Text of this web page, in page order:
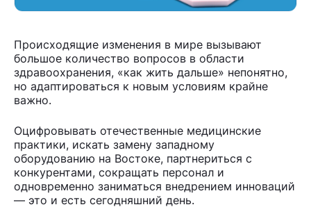
Происходящие изменения в мире вызывают
большое количество вопросов в области
здравоохранения, «как жить дальше» непонятно,
но адаптироваться к новым условиям крайне
важно.
Оцифровывать отечественные медицинские
практики, искать замену западному
оборудованию на Востоке, партнериться с
конкурентами, сокращать персонал и
одновременно заниматься внедрением инноваций
— это и есть сегодняшний день.